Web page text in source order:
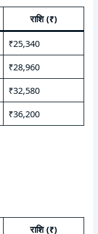
राशि (₹)
₹25,340
₹28,960
₹32,580
₹36,200
राशि (₹)